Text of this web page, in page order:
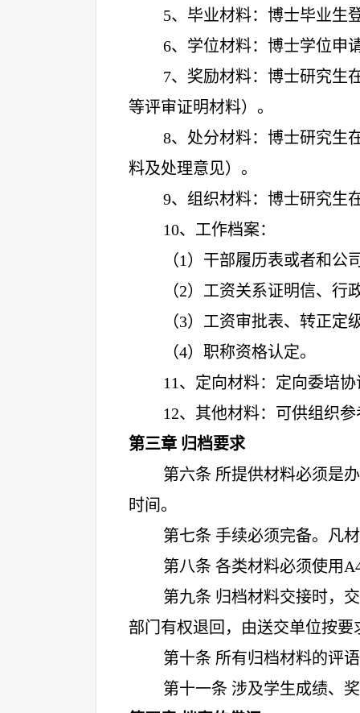
5、毕业材料：博士毕业生
6、学位材料：博士学位申
7、奖励材料：博士研究生
等评审证明材料）。
8、处分材料：博士研究生
料及处理意见）。
9、组织材料：博士研究生
10、工作档案：
（1）干部履历表或者和公
（2）工资关系证明信、行
（3）工资审批表、转正定
（4）职称资格认定。
11、定向材料：定向委培
12、其他材料：可供组织
第三章 归档要求
第六条 所提供材料必须是
时间。
第七条 手续必须完备。凡
第八条 各类材料必须使用
第九条 归档材料交接时，
部门有权退回，由送交单位按
第十条 所有归档材料的评
第十一条 涉及学生成绩、